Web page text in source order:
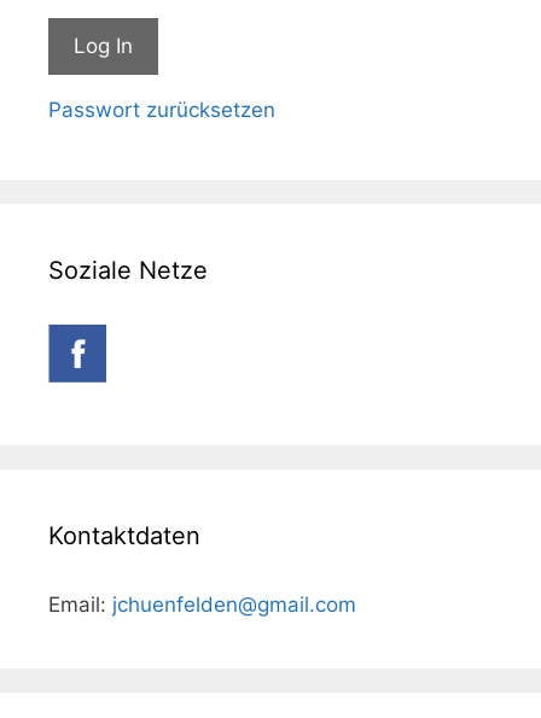
Passwort zurücksetzen
Soziale Netze
Kontaktdaten
Email: jchuenfelden@gmail.com